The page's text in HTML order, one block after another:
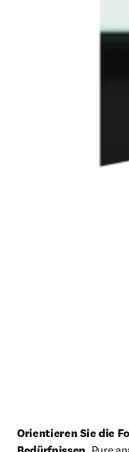
Orientieren Sie die